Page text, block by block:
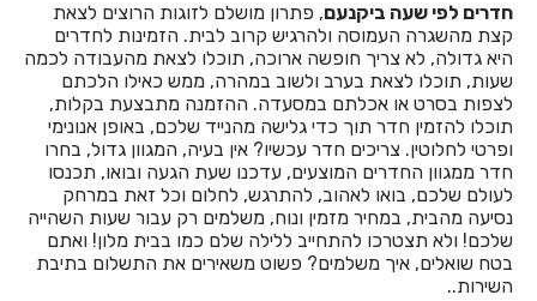
חדרים לפי שעה באמירים
חדרים לפי שעה באניעם
חדרים לפי שעה באריאל
חדרים לפי שעה באשבול
חדרים לפי שעה באשדוד
חדרים לפי שעה באשקלון
חדרים לפי שעה באשתאול
חדרים לפי שעה ביקנעם, פתרון מושלם לזוגות הרוצים לצאת
קצת מהשגרה העמוסה ולהרגיש קרוב לבית. הזמינות לחדרים
היא גדולה, לא צריך חופשה ארוכה, תוכלו לצאת מהעבודה לכמה
שעות, תוכלו לצאת בערב ולשוב במהרה, ממש כאילו הלכתם
לצפות בסרט או אכלתם במסעדה. ההזמנה מתבצעת בקלות,
תוכלו להזמין חדר תוך כדי גלישה מהנייד שלכם, באופן אנונימי
ופרטי לחלוטין. צריכים חדר עכשיו? אין בעיה, המגוון גדול, בחרו
חדר ממגוון החדרים המוצעים, עדכנו שעת הגעה ובואו, תכנסו
לעולם שלכם, בואו לאהוב, להתרגש, לחלום וכל זאת במרחק
נסיעה מהבית, במחיר מזמין ונוח, משלמים רק עבור שעות השהייה
שלכם! ולא תצטרכו להתחייב ללילה שלם כמו בבית מלון! ואתם
בטח שואלים, איך משלמים? פשוט משאירים את התשלום בתיבת
השירות..